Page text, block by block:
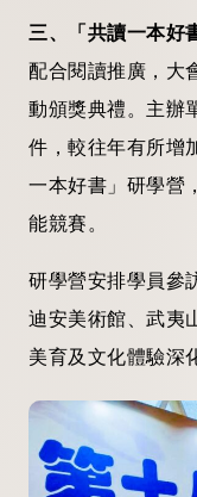
三、「共讀一本好
配合閱讀推廣，大
動頒獎典禮。主辦
件，較往年有所增
一本好書」研學營
能競賽。
研學營安排學員參
迪安美術館、武夷
美育及文化體驗深